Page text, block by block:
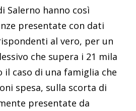
Salerno hanno così
presentate con dati
al vero, per un
che supera i 21 mila
il caso di una famiglia che
spesa, sulla scorta di
presentate da